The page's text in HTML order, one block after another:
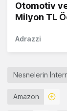
Otomotiv
Milyon TL
Adrazzi
Nesnelerin
Amazon